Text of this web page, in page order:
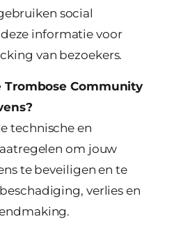
social
informatie voor
van bezoekers.
Trombose Community
technische en
om jouw
te beveiligen en te
verlies en